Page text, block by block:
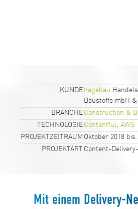
KUNDE hagebau
Baustoffe mbH &
BRANCHE Construction &
TECHNOLOGIE Contentful,AWS
PROJEKTZEITRAUM Oktober 2018 bis
PROJEKTART
Content-
Mit einem Delivery-